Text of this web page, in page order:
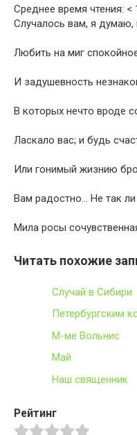
Среднее время чтения: <
Случалось вам, я думаю,
Любить на миг
И задушевность
В которых нечто вроде
Ласкало вас; и будь
Или гонимый жизнию
Вам радостно… Не так
Мила росы
Читать похожие
Случай в Сибири
Петербургским
М-ме Вольнис
Май
Наш священник
Рейтинг